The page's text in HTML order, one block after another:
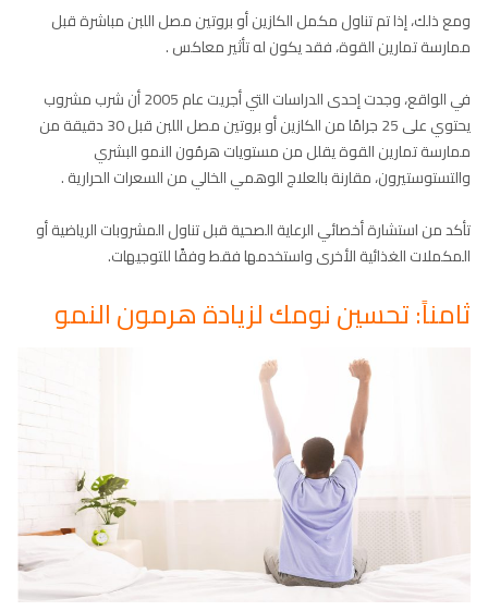
ومع ذلك، إذا تم تناول مكمل الكازين أو بروتين مصل اللبن مباشرة قبل
ممارسة تمارين القوة، فقد يكون له تأثير معاكس .
في الواقع، وجدت إحدى الدراسات التي أجريت عام 2005 أن شرب مشروب
يحتوي على 25 جرامًا من الكازين أو بروتين مصل اللبن قبل 30 دقيقة من
ممارسة تمارين القوة يقلل من مستويات هرمُون النمو البشري
والتستوستيرون، مقارنة بالعلاج الوهمي الخالي من السعرات الحرارية .
تأكد من استشارة أخصائي الرعاية الصحية قبل تناول المشروبات الرياضية أو
المكملات الغذائية الأخرى واستخدمها فقط وفقًا للتوجيهات.
ثامناً: تحسين نومك لزيادة هرمون النمو